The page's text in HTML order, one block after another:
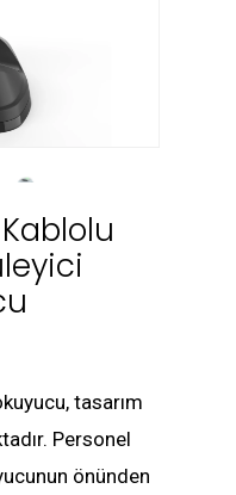
tasarım
Personel
önünden